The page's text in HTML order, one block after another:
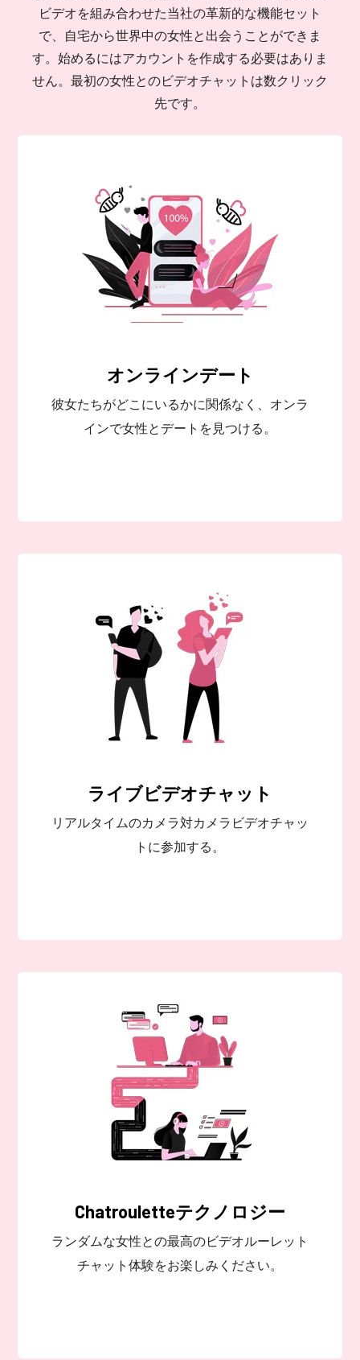
ビデオを組み合わせた当社の革新的な機能セット
で、自宅から世界中の女性と出会うことができま
す。始めるにはアカウントを作成する必要はありま
せん。最初の女性とのビデオチャットは数クリック
先です。
オンラインデート
彼女たちがどこにいるかに関係なく、オンラ
インで女性とデートを見つける。
ライブビデオチャット
リアルタイムのカメラ対カメラビデオチャッ
トに参加する。
Chatrouletteテクノロジー
ランダムな女性との最高のビデオルーレット
チャット体験をお楽しみください。